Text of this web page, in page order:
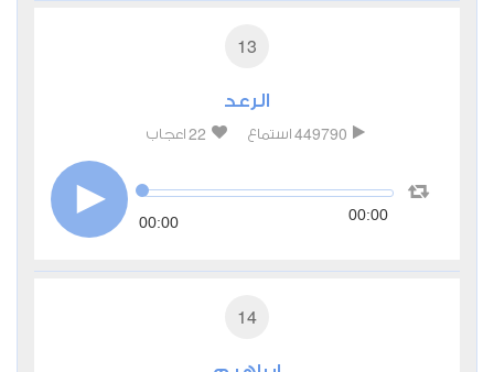
13
الرعد
449790 استماع 22 اعجاب
00:00 00:00
14